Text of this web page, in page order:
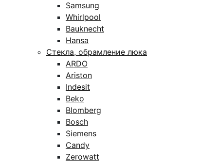
Samsung
Whirlpool
Bauknecht
Hansa
Стекла, обрамление люка
ARDO
Ariston
Indesit
Beko
Blomberg
Bosch
Siemens
Candy
Zerowatt